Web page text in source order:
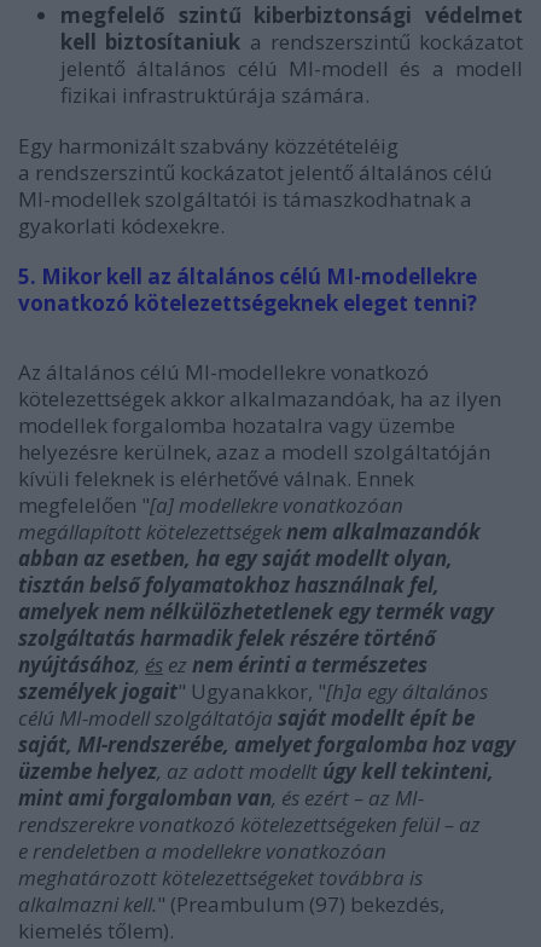
megfelelő szintű kiberbiztonsági védelmet
kell biztosítaniuk a rendszerszintű kockázatot
jelentő általános célú MI-modell és a modell
fizikai infrastruktúrája számára.
Egy harmonizált szabvány közzétételéig
a rendszerszintű kockázatot jelentő általános célú
MI-modellek szolgáltatói is támaszkodhatnak a
gyakorlati kódexekre.
5. Mikor kell az általános célú MI-modellekre
vonatkozó kötelezettségeknek eleget tenni?
Az általános célú MI-modellekre vonatkozó
kötelezettségek akkor alkalmazandóak, ha az ilyen
modellek forgalomba hozatalra vagy üzembe
helyezésre kerülnek, azaz a modell szolgáltatóján
kívüli feleknek is elérhetővé válnak. Ennek
megfelelően "[a] modellekre vonatkozóan
megállapított kötelezettségeknem alkalmazandók
abban az esetben, ha egy saját modellt olyan,
tisztán belső folyamatokhoz használnak fel,
amelyek nem nélkülözhetetlenek egy termék vagy
szolgáltatás harmadik felek részére történő
nyújtásához, és ez nem érinti a természetes
személyek jogait" Ugyanakkor, "[h]a egy általános
célú MI-modell szolgáltatója saját modellt épít be
saját, MI-rendszerébe, amelyet forgalomba hoz vagy
üzembe helyez, az adott modellt úgy kell tekinteni,
mint ami forgalomban van, és ezért – az MI-
rendszerekre vonatkozó kötelezettségeken felül – az
e rendeletben a modellekre vonatkozóan
meghatározott kötelezettségeket továbbra is
alkalmazni kell." (Preambulum (97) bekezdés,
kiemelés tőlem).